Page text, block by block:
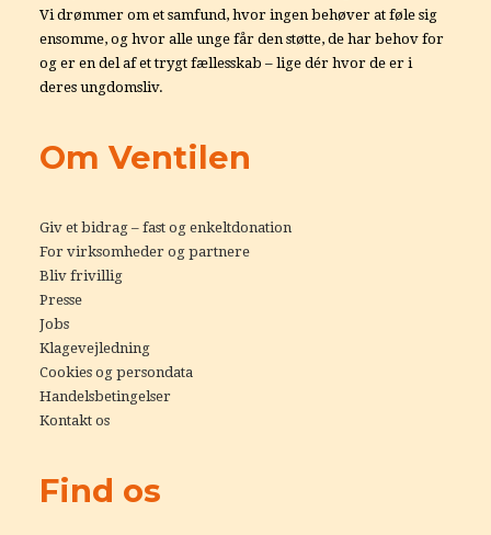
Vi drømmer om et samfund, hvor ingen behøver at føle sig
ensomme, og hvor alle unge får den støtte, de har behov for
og er en del af et trygt fællesskab – lige dér hvor de er i
deres ungdomsliv.
Om Ventilen
Giv et bidrag – fast og enkeltdonation
For virksomheder og partnere
Bliv frivillig
Presse
Jobs
Klagevejledning
Cookies og persondata
Handelsbetingelser
Kontakt os
Find os